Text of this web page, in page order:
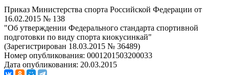
Приказ Министерства спорта Российской Федерации от
16.02.2015 № 138
"Об утверждении Федерального стандарта спортивной
подготовки по виду спорта киокусинкай"
(Зарегистрирован 18.03.2015 № 36489)
Номер опубликования: 0001201503200033
Дата опубликования: 20.03.2015